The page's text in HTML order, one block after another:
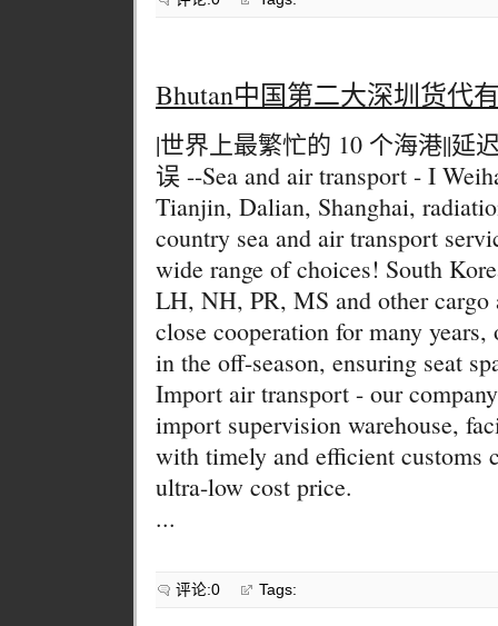
Bhutan中国第二大深圳货代
|世界上最繁忙的 10 个海港||延
误 --Sea and air transport - I
Tianjin, Dalian, Shanghai,
country sea and air transport
wide range of choices! South
LH, NH, PR, MS and other cargo
close cooperation for many
in the off-season, ensuring seat
Import air transport - our
import supervision warehouse,
with timely and efficient customs
ultra-low cost price.
...
评论:0 Tags: